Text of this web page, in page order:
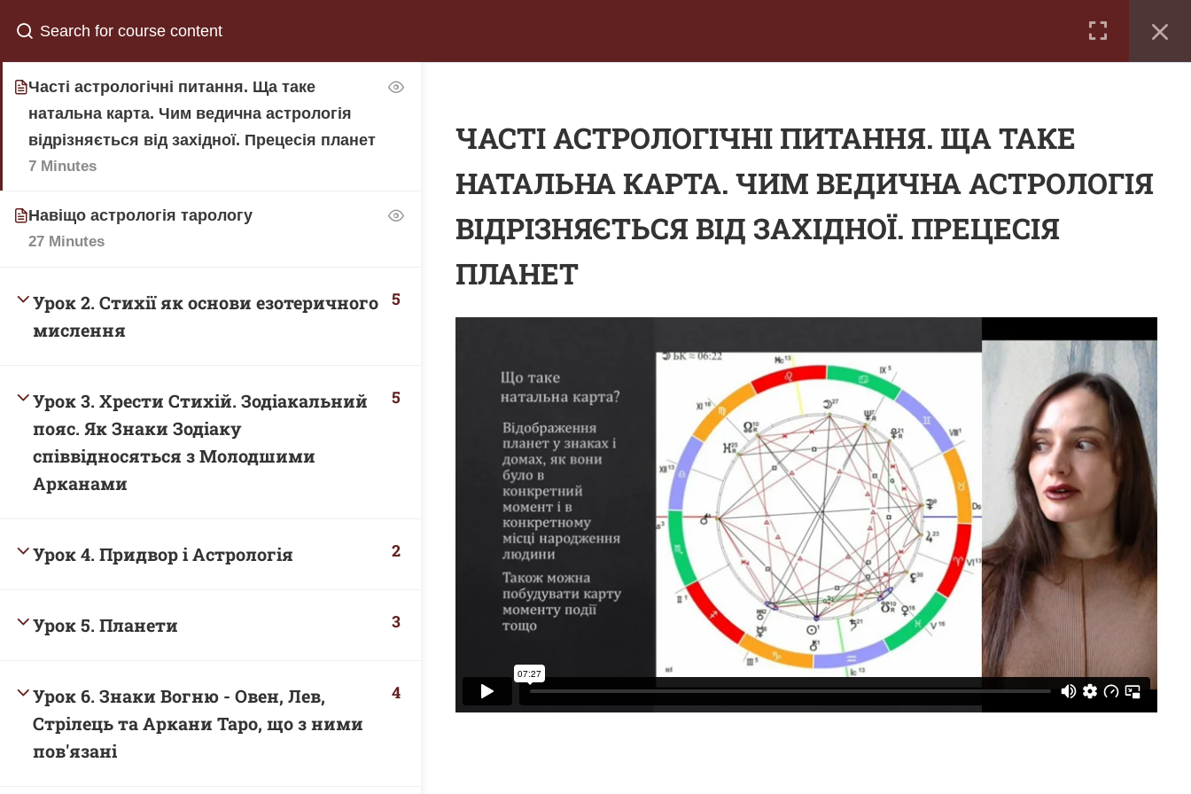
Всі Безкоштовні Таро Ленорман Руни Консультування Майстер класи
39 Minutes
Часті астрологічні питання. Ща таке
натальна карта. Чим ведична астрологія
відрізняється від західної. Прецесія планет
7 Minutes
Навіщо астрологія тарологу
27 Minutes
Урок 2. Стихії як основи езотеричного
мислення
5
Урок 3. Хрести Стихій. Зодіакальний
пояс. Як Знаки Зодіаку
співвідносяться з Молодшими
Арканами
5
Урок 4. Придвор і Астрологія 2
Урок 5. Планети 3
Урок 6. Знаки Вогню - Овен, Лев,
Стрілець та Аркани Таро, що з ними
пов'язані
4
ЧАСТІ АСТРОЛОГІЧНІ ПИТАННЯ. ЩА ТАКЕ
НАТАЛЬНА КАРТА. ЧИМ ВЕДИЧНА АСТРОЛОГІЯ
ВІДРІЗНЯЄТЬСЯ ВІД ЗАХІДНОЇ. ПРЕЦЕСІЯ
ПЛАНЕТ
Політика конфіденційності
Онлайн оплата послуг
Ми в соцмережах Контакти
+380632381532